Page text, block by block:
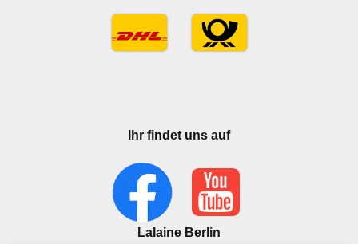
Ihr findet uns auf
Lalaine Berlin